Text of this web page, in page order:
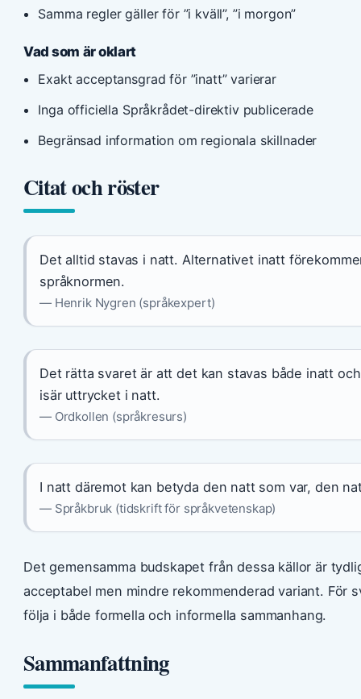
Samma regler gäller för ”i kväll”, ”i morgon”
Vad som är oklart
Exakt acceptansgrad för ”inatt” varierar
Inga officiella Språkrådet-direktiv publicerade
Begränsad information om regionala skillnader
Citat och röster
Det alltid stavas i natt. Alternativet inatt
språknormen.
— Henrik Nygren (språkexpert)
Det rätta svaret är att det kan stavas både inatt
isär uttrycket i natt.
— Ordkollen (språkresurs)
I natt däremot kan betyda den natt som var, den
— Språkbruk (tidskrift för språkvetenskap)
Det gemensamma budskapet från dessa källor är
acceptabel men mindre rekommenderad variant.
följa i både formella och informella sammanhang.
Sammanfattning